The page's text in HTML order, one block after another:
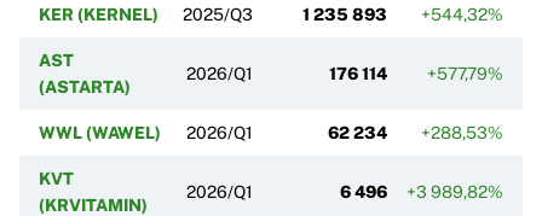
KER (KERNEL) 2025/Q3 1 235 893 +544,32%
AST
(ASTARTA)
2026/Q1 176 114 +577,79%
WWL (WAWEL) 2026/Q1 62 234 +288,53%
KVT
(KRVITAMIN)
2026/Q1 6 496 +3 989,82%